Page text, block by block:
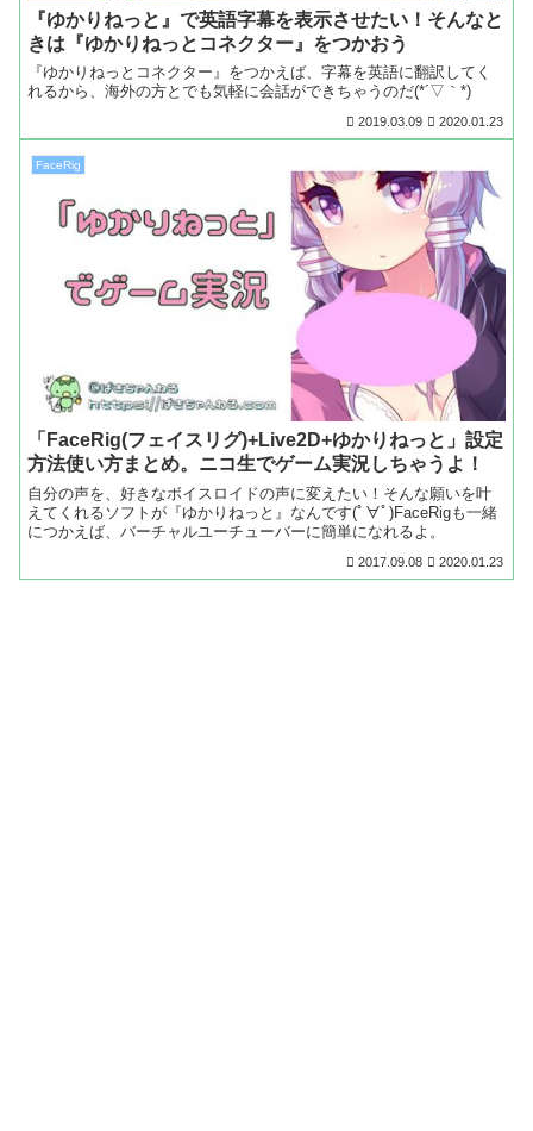
『ゆかりねっと』で英語字幕を表示させたい！そんなと
きは『ゆかりねっとコネクター』をつかおう
『ゆかりねっとコネクター』をつかえば、字幕を英語に翻訳してく
れるから、海外の方とでも気軽に会話ができちゃうのだ(*´▽｀*)
2019.03.09 2020.01.23
FaceRig
「FaceRig(フェイスリグ)+Live2D+ゆかりねっと」設定
方法使い方まとめ。ニコ生でゲーム実況しちゃうよ！
自分の声を、好きなボイスロイドの声に変えたい！そんな願いを叶
えてくれるソフトが『ゆかりねっと』なんです(ﾟ∀ﾟ)FaceRigも一緒
につかえば、バーチャルユーチューバーに簡単になれるよ。
2017.09.08 2020.01.23